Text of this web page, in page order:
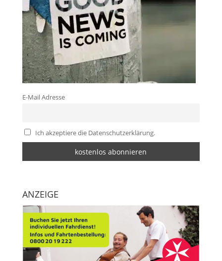
E-Mail Adresse
Ich akzeptiere die Datenschutzerklärung.
ANZEIGE